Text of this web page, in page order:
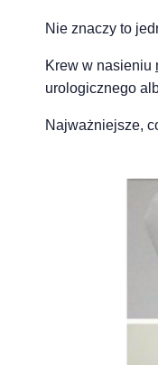
Nie znaczy to
Krew w nasieniu
urologicznego
Najważniejsze,